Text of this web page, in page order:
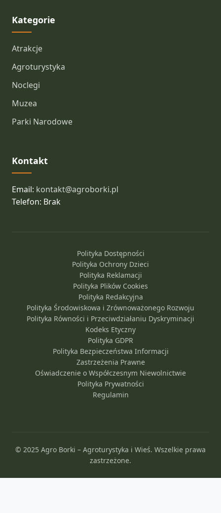
Kategorie
Atrakcje
Agroturystyka
Noclegi
Muzea
Parki Narodowe
Kontakt
Email: kontakt@agroborki.pl
Telefon: Brak
Polityka Dostępności
Polityka Ochrony Dzieci
Polityka Reklamacji
Polityka Plików Cookies
Polityka Redakcyjna
Polityka Środowiskowa i Zrównoważonego Rozwoju
Polityka Równości i Przeciwdziałaniu Dyskryminacji
Kodeks Etyczny
Polityka GDPR
Polityka Bezpieczeństwa Informacji
Zastrzeżenia Prawne
Oświadczenie o Współczesnym Niewolnictwie
Polityka Prywatności
Regulamin
© 2025 Agro Borki – Agroturystyka i Wieś. Wszelkie prawa
zastrzeżone.